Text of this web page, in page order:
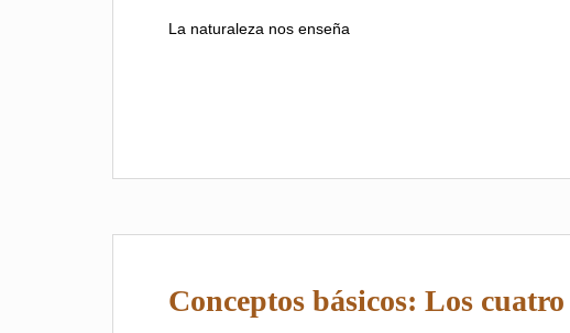
La naturaleza nos enseña
Conceptos básicos: Los